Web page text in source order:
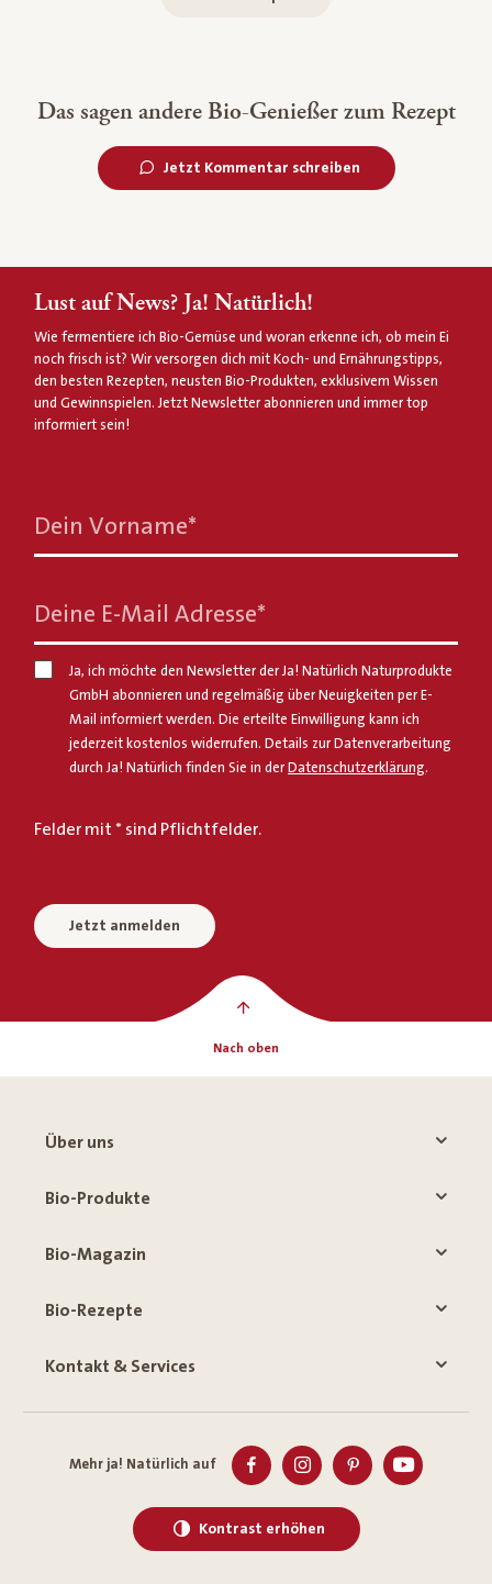
Das sagen andere Bio-Genießer zum Rezept
Jetzt Kommentar schreiben
Lust auf News? Ja! Natürlich!
Wie fermentiere ich Bio-Gemüse und woran erkenne ich, ob mein Ei
noch frisch ist? Wir versorgen dich mit Koch- und Ernährungstipps,
den besten Rezepten, neusten Bio-Produkten, exklusivem Wissen
und Gewinnspielen. Jetzt Newsletter abonnieren und immer top
informiert sein!
Dein Vorname*
Deine E-Mail Adresse*
Ja, ich möchte den Newsletter der Ja! Natürlich Naturprodukte
GmbH abonnieren und regelmäßig über Neuigkeiten per E-
Mail informiert werden. Die erteilte Einwilligung kann ich
jederzeit kostenlos widerrufen. Details zur Datenverarbeitung
durch Ja! Natürlich finden Sie in derDatenschutzerklärung.
Felder mit * sind Pflichtfelder.
Jetzt anmelden
Nach oben
Über uns
Bio-Produkte
Bio-Magazin
Bio-Rezepte
Kontakt & Services
Mehr ja! Natürlich auf
Kontrast erhöhen